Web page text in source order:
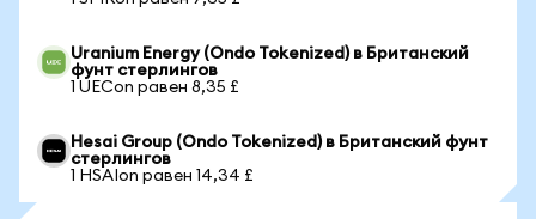
Uranium Energy (Ondo Tokenized) в Британский
фунт стерлингов
1 UECon равен 8,35 £
Hesai Group (Ondo Tokenized) в Британский фунт
стерлингов
1 HSAIon равен 14,34 £